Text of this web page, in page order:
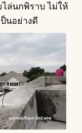
ล่นกพิราบ ไม่ให้
นอย่างดี